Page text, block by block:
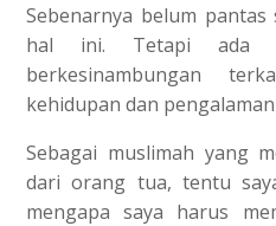
Sebenarnya belum
hal ini. Tetapi ada
berkesinambungan
kehidupan dan
Sebagai muslimah yang
dari orang tua, tentu
mengapa saya harus